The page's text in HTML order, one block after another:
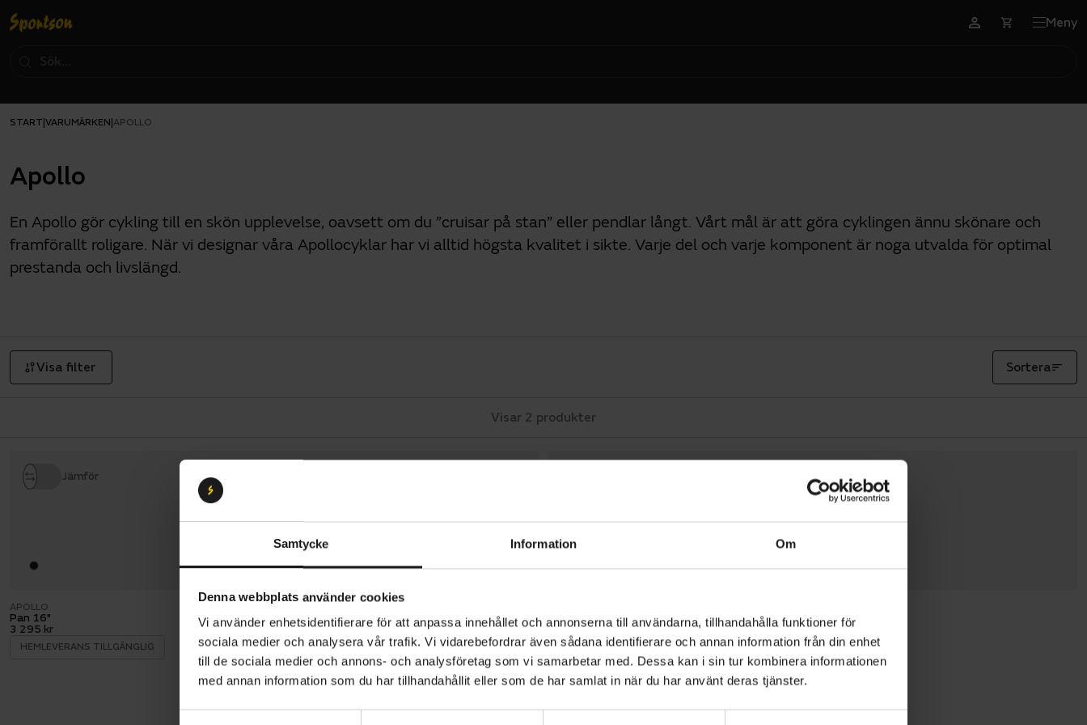
Samtycke Information Om
Denna webbplats använder cookies
Vi använder enhetsidentifierare för att anpassa innehållet och annonserna till användarna, tillhandahålla funktioner för
sociala medier och analysera vår trafik. Vi vidarebefordrar även sådana identifierare och annan information från din enhet
till de sociala medier och annons- och analysföretag som vi samarbetar med. Dessa kan i sin tur kombinera informationen
med annan information som du har tillhandahållit eller som de har samlat in när du har använt deras tjänster.
Meny
START VARUMÄRKEN APOLLO
Apollo
En Apollo gör cykling till en skön upplevelse, oavsett om du ”cruisar på stan” eller pendlar långt. Vårt mål är att göra cyklingen ännu skönare och
framförallt roligare. När vi designar våra Apollocyklar har vi alltid högsta kvalitet i sikte. Varje del och varje komponent är noga utvalda för optimal
prestanda och livslängd.
Visa filter Sortera
Visar 2 produkter
Jämför
APOLLO
Pan 16"
3 295 kr
HEMLEVERANS TILLGÄNGLIG
Hera 16"
3 295 kr
HEMLEVERANS TILLGÄNGLIG